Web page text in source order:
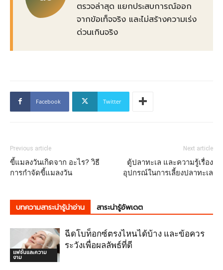
ตรวจล่าสุด แยกประสบการณ์ออก
จากข้อเท็จจริง และไม่สร้างความเร่ง
ด่วนเกินจริง
Facebook Twitter
Previous article
ขี้แมลงวันเกิดจาก อะไร? วิธี
การกำจัดขี้แมลงวัน
Next article
ตู้ปลาทะเล และความรู้เรื่อง
อุปกรณ์ในการเลี้ยงปลาทะเล
บทความสาระน่ารู้น่าอ่าน สาระน่ารู้อัพเดต
แฟชั่นและความ
งาม
ฉีดโบท็อกซ์ตรงไหนได้บ้าง และข้อควร
ระวังเพื่อผลลัพธ์ที่ดี